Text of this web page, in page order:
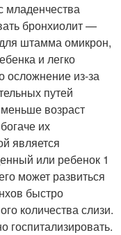
младенчества
бронхиолит —
штамма омикрон,
и легко
осложнение из-за
путей
возраст
их
является
или ребенок 1
может развиться
быстро
количества слизи.
госпитализировать.